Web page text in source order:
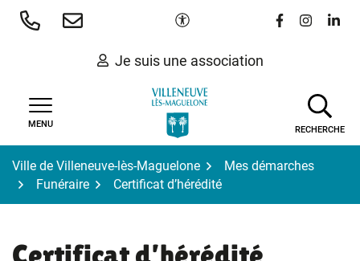
Aller
Paramètres d'accessibilité
Lien vers le
Lien vers
Lien
Je suis une association
MENU
RECHERCHE
Ville de Villeneuve-lès-Maguelone
Mes démarches
Funéraire
Certificat d’hérédité